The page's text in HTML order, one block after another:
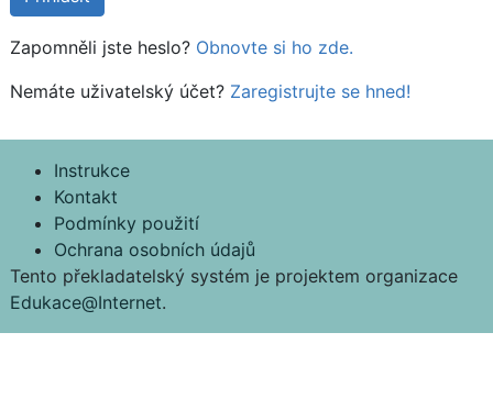
Zapomněli jste heslo? Obnovte si ho zde.
Nemáte uživatelský účet? Zaregistrujte se hned!
Instrukce
Kontakt
Podmínky použití
Ochrana osobních údajů
Tento překladatelský systém je projektem organizace
Edukace@Internet.